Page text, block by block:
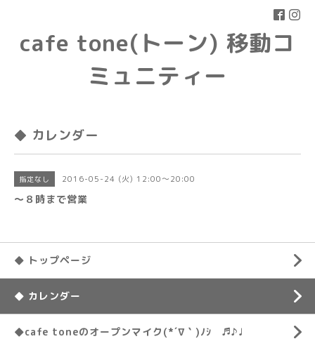
cafe tone(トーン) 移動コ
ミュニティー
◆ カレンダー
指定なし 2016-05-24 (火) 12:00～20:00
〜８時まで営業
◆ トップページ
◆ カレンダー
◆cafe toneのオープンマイク(*´∇｀)ﾉｼ ♬♪♩